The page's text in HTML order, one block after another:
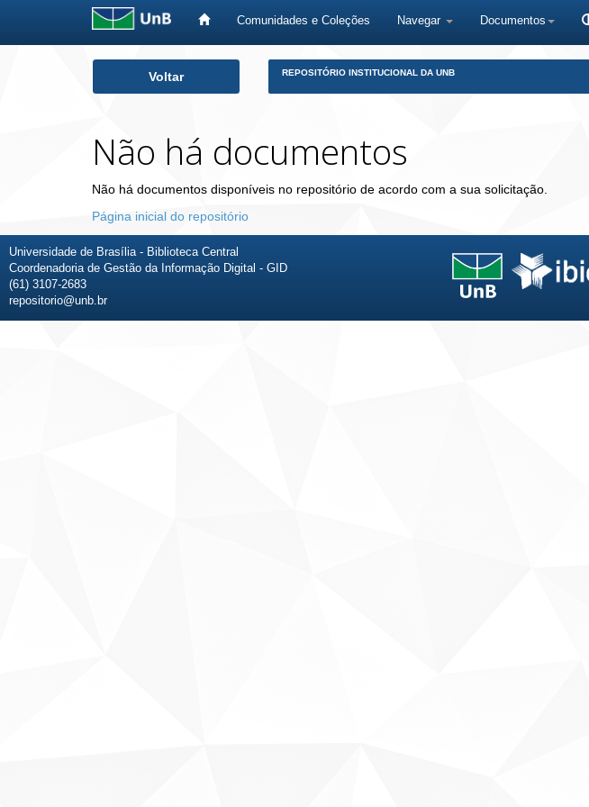
Comunidades e Coleções Navegar Documentos
Voltar REPOSITÓRIO INSTITUCIONAL DA UNB
Não há documentos
Não há documentos disponíveis no repositório de acordo com a sua solicitação.
Página inicial do repositório
Universidade de Brasília - Biblioteca Central
Coordenadoria de Gestão da Informação Digital - GID
(61) 3107-2683
repositorio@unb.br